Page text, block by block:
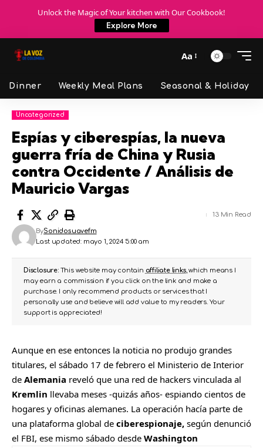
Unlock the Magic of Your kitchen with Our Cookbook!
Explore More
Aa
Dinner Weekly Meal Plans Seasonal & Holiday
Uncategorized
Espías y ciberespías, la nueva
guerra fría de China y Rusia
contra Occidente / Análisis de
Mauricio Vargas
Last updated: mayo 1, 2024 5:00 am
BySonidosuavefm
13 Min Read
Disclosure:This website may contain affiliate links, which means I
may earn a commission if you click on the link and make a
purchase. I only recommend products or services that I
personally use and believe will add value to my readers. Your
support is appreciated!
Aunque en ese entonces la noticia no produjo grandes
titulares, el sábado 17 de febrero el Ministerio de Interior
de Alemania reveló que una red de hackers vinculada al
Kremlin llevaba meses -quizás años- espiando cientos de
hogares y oficinas alemanes. La operación hacía parte de
una plataforma global de ciberespionaje, según denunció
el FBI, ese mismo sábado desde Washington